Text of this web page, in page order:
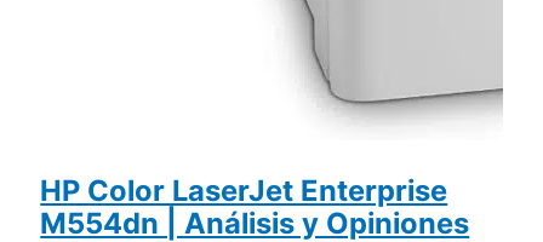
HP Color LaserJet Enterprise
M554dn | Análisis y Opiniones